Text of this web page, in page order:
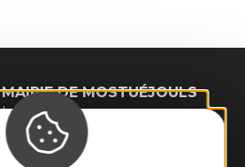
MAIRIE DEMOSTUÉJOULS
La Peyrouse
12720 Mostuéjouls
Tél. :05 65 62 60 43